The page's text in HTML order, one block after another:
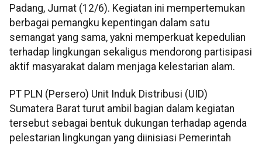
Padang, Jumat (12/6). Kegiatan ini mempertemukan
berbagai pemangku kepentingan dalam satu
semangat yang sama, yakni memperkuat kepedulian
terhadap lingkungan sekaligus mendorong partisipasi
aktif masyarakat dalam menjaga kelestarian alam.
PT PLN (Persero) Unit Induk Distribusi (UID)
Sumatera Barat turut ambil bagian dalam kegiatan
tersebut sebagai bentuk dukungan terhadap agenda
pelestarian lingkungan yang diinisiasi Pemerintah